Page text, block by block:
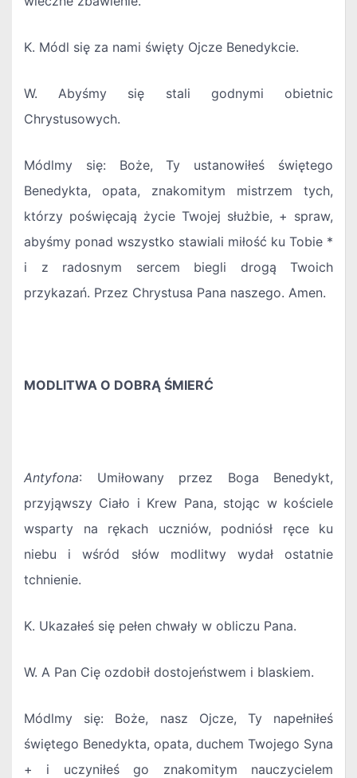
K. Módl się za nami święty Ojcze Benedykcie.
W. Abyśmy się stali godnymi obietnic
Chrystusowych.
Módlmy się: Boże, Ty ustanowiłeś świętego
Benedykta, opata, znakomitym mistrzem tych,
którzy poświęcają życie Twojej służbie, + spraw,
abyśmy ponad wszystko stawiali miłość ku Tobie *
i z radosnym sercem biegli drogą Twoich
przykazań. Przez Chrystusa Pana naszego. Amen.
MODLITWA O DOBRĄ ŚMIERĆ
Antyfona: Umiłowany przez Boga Benedykt,
przyjąwszy Ciało i Krew Pana, stojąc w kościele
wsparty na rękach uczniów, podniósł ręce ku
niebu i wśród słów modlitwy wydał ostatnie
tchnienie.
K. Ukazałeś się pełen chwały w obliczu Pana.
W. A Pan Cię ozdobił dostojeństwem i blaskiem.
Módlmy się: Boże, nasz Ojcze, Ty napełniłeś
świętego Benedykta, opata, duchem Twojego Syna
+ i uczyniłeś go znakomitym nauczycielem